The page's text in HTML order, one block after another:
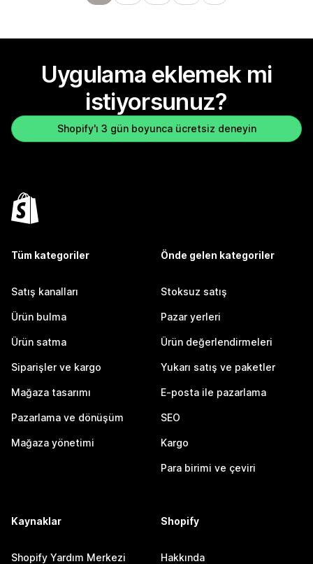
Uygulama eklemek mi
istiyorsunuz?
Shopify'ı 3 gün boyunca ücretsiz deneyin
Tüm kategoriler
Satış kanalları
Ürün bulma
Ürün satma
Siparişler ve kargo
Mağaza tasarımı
Pazarlama ve dönüşüm
Mağaza yönetimi
Önde gelen kategoriler
Stoksuz satış
Pazar yerleri
Ürün değerlendirmeleri
Yukarı satış ve paketler
E-posta ile pazarlama
SEO
Kargo
Para birimi ve çeviri
Kaynaklar
Shopify Yardım Merkezi
Shopify
Hakkında